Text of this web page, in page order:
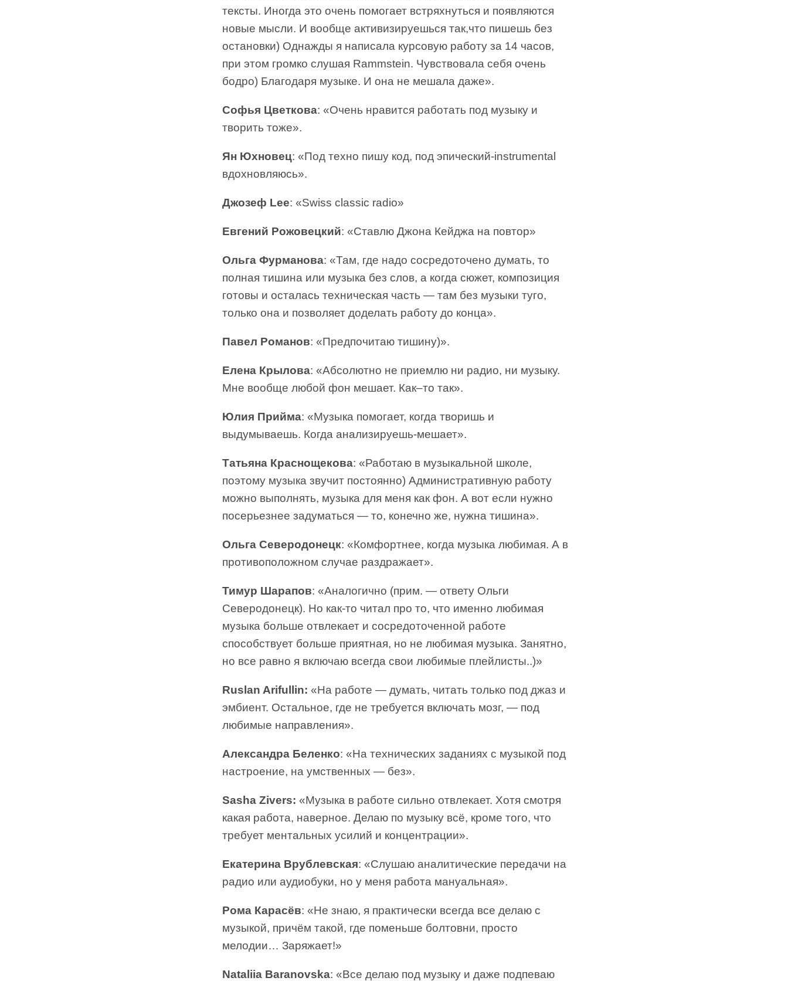
тексты. Иногда это очень помогает встряхнуться и появляются
новые мысли. И вообще активизируешься так,что пишешь без
остановки) Однажды я написала курсовую работу за 14 часов,
при этом громко слушая Rammstein. Чувствовала себя очень
бодро) Благодаря музыке. И она не мешала даже».
Софья Цветкова: «Очень нравится работать под музыку и
творить тоже».
Ян Юхновец: «Под техно пишу код, под эпический-instrumental
вдохновляюсь».
Джозеф Lee: «Swiss classic radio»
Евгений Рожовецкий: «Ставлю Джона Кейджа на повтор»
Ольга Фурманова: «Там, где надо сосредоточено думать, то
полная тишина или музыка без слов, а когда сюжет, композиция
готовы и осталась техническая часть — там без музыки туго,
только она и позволяет доделать работу до конца».
Павел Романов: «Предпочитаю тишину)».
Елена Крылова: «Абсолютно не приемлю ни радио, ни музыку.
Мне вообще любой фон мешает. Как–то так».
Юлия Прийма: «Музыка помогает, когда творишь и
выдумываешь. Когда анализируешь-мешает».
Татьяна Краснощекова: «Работаю в музыкальной школе,
поэтому музыка звучит постоянно) Административную работу
можно выполнять, музыка для меня как фон. А вот если нужно
посерьезнее задуматься — то, конечно же, нужна тишина».
Ольга Северодонецк: «Комфортнее, когда музыка любимая. А в
противоположном случае раздражает».
Тимур Шарапов: «Аналогично (прим. — ответу Ольги
Северодонецк). Но как-то читал про то, что именно любимая
музыка больше отвлекает и сосредоточенной работе
способствует больше приятная, но не любимая музыка. Занятно,
но все равно я включаю всегда свои любимые плейлисты..)»
Ruslan Arifullin: «На работе — думать, читать только под джаз и
эмбиент. Остальное, где не требуется включать мозг, — под
любимые направления».
Александра Беленко: «На технических заданиях с музыкой под
настроение, на умственных — без».
Sasha Zivers: «Музыка в работе сильно отвлекает. Хотя смотря
какая работа, наверное. Делаю по музыку всё, кроме того, что
требует ментальных усилий и концентрации».
Екатерина Врублевская: «Слушаю аналитические передачи на
радио или аудиобуки, но у меня работа мануальная».
Рома Карасёв: «Не знаю, я практически всегда все делаю с
музыкой, причём такой, где поменьше болтовни, просто
мелодии… Заряжает!»
Nataliia Baranovska: «Все делаю под музыку и даже подпеваю